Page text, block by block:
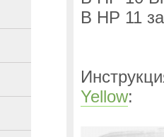
В HP 11
Yellow: